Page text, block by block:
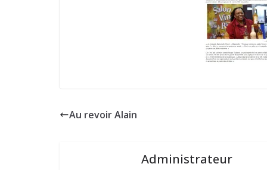
Au revoir Alain
Administrateur